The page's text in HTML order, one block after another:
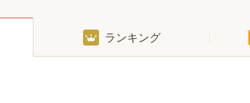
ランキング